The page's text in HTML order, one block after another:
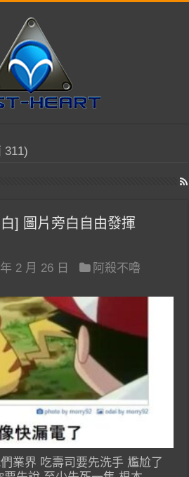
311)
] 圖片旁白自由發揮
2 月 26 日
阿殺不嚕
業界 吃壽司要先洗手 尷尬了